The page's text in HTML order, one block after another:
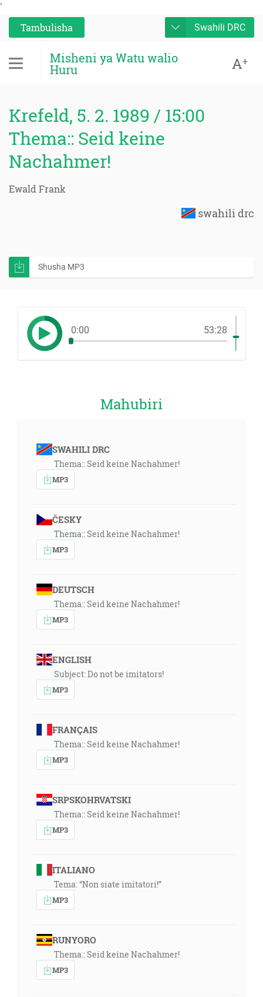
'
Tambulisha
Swahili DRC
Misheni ya Watu walio
Huru A+
Krefeld, 5. 2. 1989 / 15:00
Thema:: Seid keine
Nachahmer!
Ewald Frank
swahili drc
Shusha MP3
0:00 53:28
Mahubiri
SWAHILI DRC
Thema:: Seid keine Nachahmer!
MP3
ČESKY
Thema:: Seid keine Nachahmer!
MP3
DEUTSCH
Thema:: Seid keine Nachahmer!
MP3
ENGLISH
Subject: Do not be imitators!
MP3
FRANÇAIS
Thema:: Seid keine Nachahmer!
MP3
SRPSKOHRVATSKI
Thema:: Seid keine Nachahmer!
MP3
ITALIANO
Tema: “Non siate imitatori!”
MP3
RUNYORO
Thema:: Seid keine Nachahmer!
MP3